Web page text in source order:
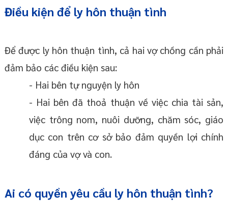
Điều kiện để ly hôn thuận tình
Để được ly hôn thuận tình, cả hai vợ chồng cần phải
đảm bảo các điều kiện sau:
- Hai bên tự nguyện ly hôn
- Hai bên đã thoả thuận về việc chia tài sản,
việc trông nom, nuôi dưỡng, chăm sóc, giáo
dục con trên cơ sở bảo đảm quyền lợi chính
đáng của vợ và con.
Ai có quyền yêu cầu ly hôn thuận tình?